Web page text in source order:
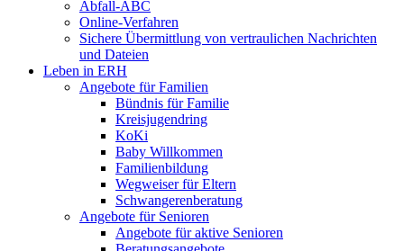
Abfall-ABC
Online-Verfahren
Sichere Übermittlung von vertraulichen Nachrichten
und Dateien
Leben in ERH
Angebote für Familien
Bündnis für Familie
Kreisjugendring
KoKi
Baby Willkommen
Familienbildung
Wegweiser für Eltern
Schwangerenberatung
Angebote für Senioren
Angebote für aktive Senioren